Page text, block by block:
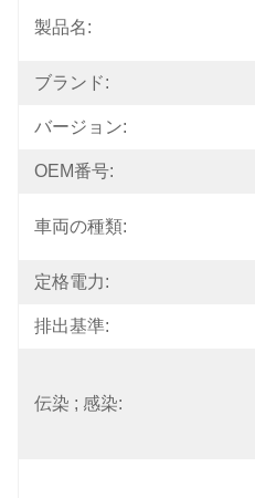
製品名:
ブランド:
バージョン:
OEM番号:
車両の種類:
定格電力:
排出基準:
伝染 ; 感染: